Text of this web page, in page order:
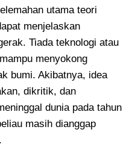
utama teori
menjelaskan
Tiada teknologi atau
menyokong
bumi. Akibatnya, idea
dikritik, dan
dunia pada tahun
masih dianggap